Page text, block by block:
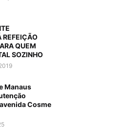
REFEIÇÃO
QUEM
SOZINHO
Manaus
Cosme